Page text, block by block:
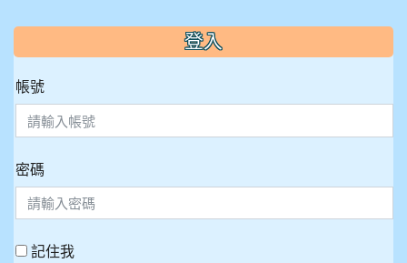
::: 登入
帳號
密碼
記住我